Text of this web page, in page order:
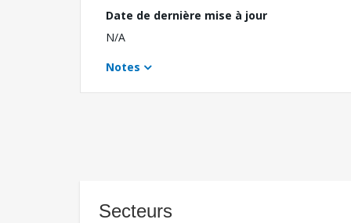
Date de dernière mise à jour
N/A
Notes
Secteurs